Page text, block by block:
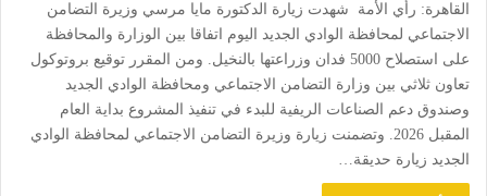
القاهرة: رأي الأمة شهدت زيارة الدكتورة مايا مرسي وزيرة التضامن
الاجتماعي لمحافظة الوادي الجديد اليوم اتفاقا بين الوزارة والمحافظة
على استصلاح 5000 فدان وزراعتها بالنخيل. ومن المقرر توقيع بروتوكول
تعاون ثلاثي بين وزارة التضامن الاجتماعي ومحافظة الوادي الجديد
وصندوق دعم الصناعات الريفية للبدء في تنفيذ المشروع بداية العام
المقبل 2026. وتضمنت زيارة وزيرة التضامن الاجتماعي لمحافظة الوادي
الجديد زيارة حديقة…